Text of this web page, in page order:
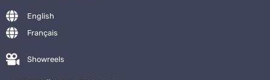
English
Français
Showreels